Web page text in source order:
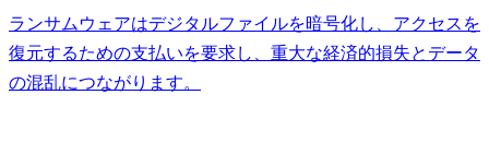
ランサムウェアはデジタルファイルを暗号化し、アクセスを
復元するための支払いを要求し、重大な経済的損失とデータ
の混乱につながります。